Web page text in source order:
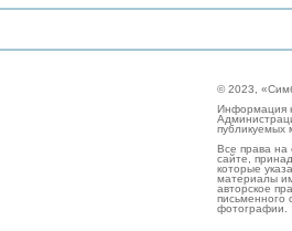
© 2023,
Информация
публикуемых
Все права
сайте,
которые
материалы
авторское
письменного
фотографии.